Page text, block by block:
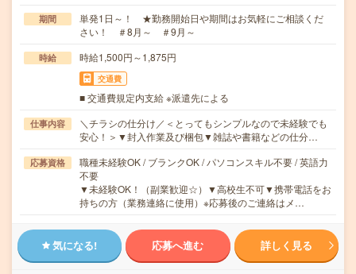
期間
単発1日～！ ★勤務開始日や期間はお気軽にご相談くだ
さい！ ＃8月～ ＃9月～
時給 時給1,500円～1,875円
交通費
■ 交通費規定内支給 ※派遣先による
仕事内容
＼チラシの仕分け／＜とってもシンプルなので未経験でも
安心！＞▼封入作業及び梱包▼雑誌や書籍などの仕分…
応募資格
職種未経験OK / ブランクOK / パソコンスキル不要 / 英語力
不要
▼未経験OK！（副業歓迎☆）▼高校生不可▼携帯電話をお
持ちの方（業務連絡に使用）※応募後のご連絡はメ…
気になる! 応募へ進む 詳しく見る